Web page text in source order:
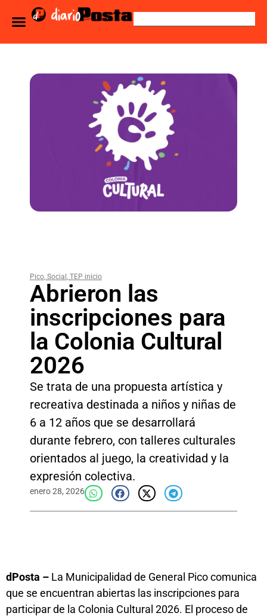
Pico, Social , TEP inicio
Abrieron las
inscripciones para
la Colonia Cultural
2026
Se trata de una propuesta artística y
recreativa destinada a niños y niñas de
6 a 12 años que se desarrollará
durante febrero, con talleres culturales
orientados al juego, la creatividad y la
expresión colectiva.
enero 28, 2026
dPosta – La Municipalidad de General Pico comunica
que se encuentran abiertas las inscripciones para
participar de la Colonia Cultural 2026. El proceso de